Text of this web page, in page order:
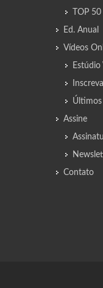
TOP
Ed. Anual
Vídeos
Estúdio
Últimos
Assine
Contato